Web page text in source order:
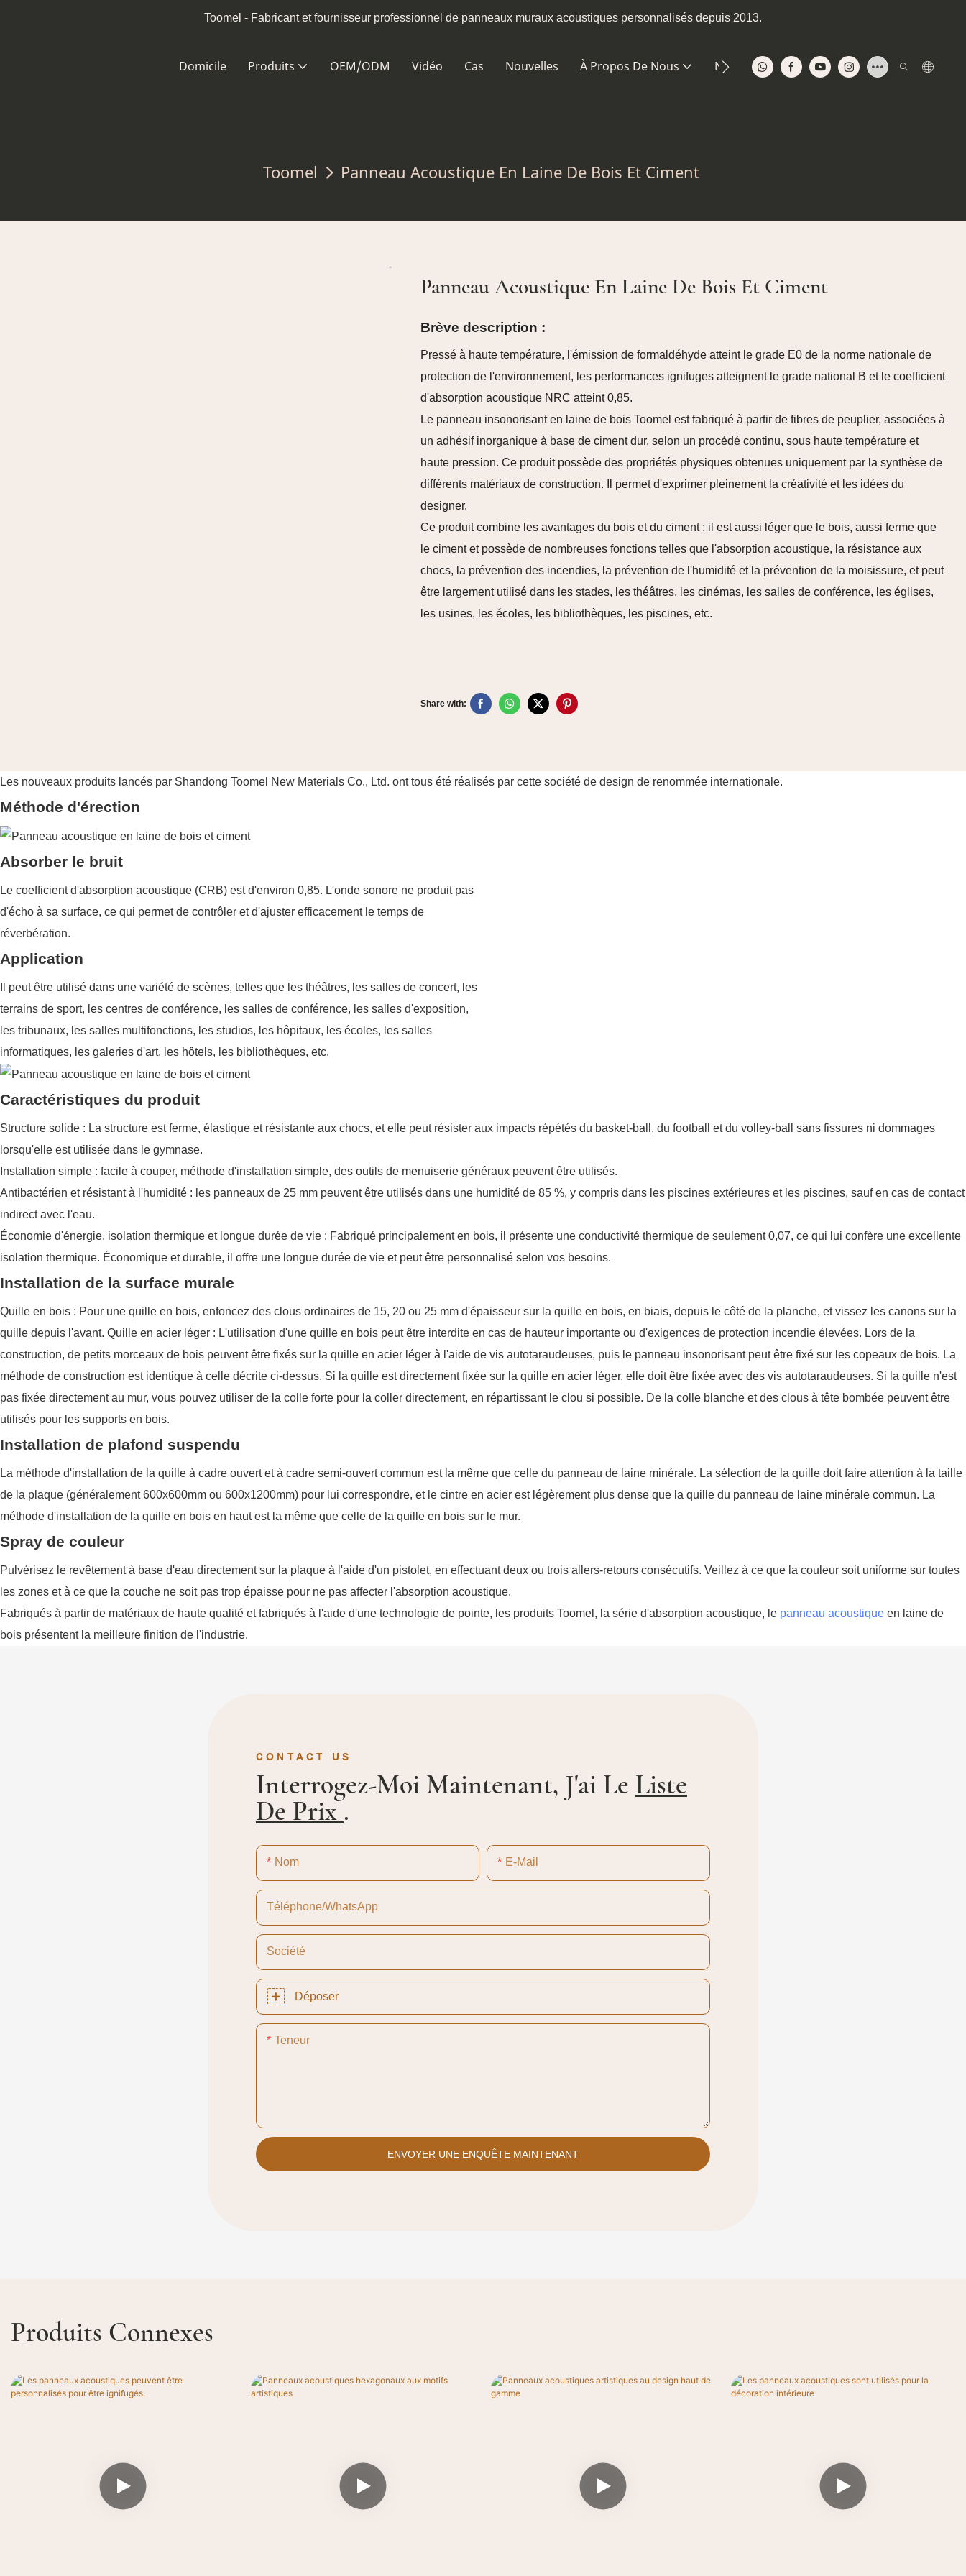
Toomel - Fabricant et fournisseur professionnel de panneaux muraux acoustiques personnalisés depuis 2013.
Domicile Produits OEM/ODM Vidéo Cas Nouvelles À Propos De Nous Nous Contacter
Toomel Panneau Acoustique En Laine De Bois Et Ciment
Panneau Acoustique En Laine De Bois Et Ciment
Brève description :
Pressé à haute température, l'émission de formaldéhyde atteint le grade E0 de la norme nationale de
protection de l'environnement, les performances ignifuges atteignent le grade national B et le coefficient
d'absorption acoustique NRC atteint 0,85.
Le panneau insonorisant en laine de bois Toomel est fabriqué à partir de fibres de peuplier, associées à
un adhésif inorganique à base de ciment dur, selon un procédé continu, sous haute température et
haute pression. Ce produit possède des propriétés physiques obtenues uniquement par la synthèse de
différents matériaux de construction. Il permet d'exprimer pleinement la créativité et les idées du
designer.
Ce produit combine les avantages du bois et du ciment : il est aussi léger que le bois, aussi ferme que
le ciment et possède de nombreuses fonctions telles que l'absorption acoustique, la résistance aux
chocs, la prévention des incendies, la prévention de l'humidité et la prévention de la moisissure, et peut
être largement utilisé dans les stades, les théâtres, les cinémas, les salles de conférence, les églises,
les usines, les écoles, les bibliothèques, les piscines, etc.
Share with:
Les nouveaux produits lancés par Shandong Toomel New Materials Co., Ltd. ont tous été réalisés par cette société de design de renommée internationale.
Méthode d'érection
Absorber le bruit
Le coefficient d'absorption acoustique (CRB) est d'environ 0,85. L'onde sonore ne produit pas
d'écho à sa surface, ce qui permet de contrôler et d'ajuster efficacement le temps de
réverbération.
Application
Il peut être utilisé dans une variété de scènes, telles que les théâtres, les salles de concert, les
terrains de sport, les centres de conférence, les salles de conférence, les salles d'exposition,
les tribunaux, les salles multifonctions, les studios, les hôpitaux, les écoles, les salles
informatiques, les galeries d'art, les hôtels, les bibliothèques, etc.
Caractéristiques du produit
Structure solide : La structure est ferme, élastique et résistante aux chocs, et elle peut résister aux impacts répétés du basket-ball, du football et du volley-ball sans fissures ni dommages
lorsqu'elle est utilisée dans le gymnase.
Installation simple : facile à couper, méthode d'installation simple, des outils de menuiserie généraux peuvent être utilisés.
Antibactérien et résistant à l'humidité : les panneaux de 25 mm peuvent être utilisés dans une humidité de 85 %, y compris dans les piscines extérieures et les piscines, sauf en cas de contact
indirect avec l'eau.
Économie d'énergie, isolation thermique et longue durée de vie : Fabriqué principalement en bois, il présente une conductivité thermique de seulement 0,07, ce qui lui confère une excellente
isolation thermique. Économique et durable, il offre une longue durée de vie et peut être personnalisé selon vos besoins.
Installation de la surface murale
Quille en bois : Pour une quille en bois, enfoncez des clous ordinaires de 15, 20 ou 25 mm d'épaisseur sur la quille en bois, en biais, depuis le côté de la planche, et vissez les canons sur la
quille depuis l'avant. Quille en acier léger : L'utilisation d'une quille en bois peut être interdite en cas de hauteur importante ou d'exigences de protection incendie élevées. Lors de la
construction, de petits morceaux de bois peuvent être fixés sur la quille en acier léger à l'aide de vis autotaraudeuses, puis le panneau insonorisant peut être fixé sur les copeaux de bois. La
méthode de construction est identique à celle décrite ci-dessus. Si la quille est directement fixée sur la quille en acier léger, elle doit être fixée avec des vis autotaraudeuses. Si la quille n'est
pas fixée directement au mur, vous pouvez utiliser de la colle forte pour la coller directement, en répartissant le clou si possible. De la colle blanche et des clous à tête bombée peuvent être
utilisés pour les supports en bois.
Installation de plafond suspendu
La méthode d'installation de la quille à cadre ouvert et à cadre semi-ouvert commun est la même que celle du panneau de laine minérale. La sélection de la quille doit faire attention à la taille
de la plaque (généralement 600x600mm ou 600x1200mm) pour lui correspondre, et le cintre en acier est légèrement plus dense que la quille du panneau de laine minérale commun. La
méthode d'installation de la quille en bois en haut est la même que celle de la quille en bois sur le mur.
Spray de couleur
Pulvérisez le revêtement à base d'eau directement sur la plaque à l'aide d'un pistolet, en effectuant deux ou trois allers-retours consécutifs. Veillez à ce que la couleur soit uniforme sur toutes
les zones et à ce que la couche ne soit pas trop épaisse pour ne pas affecter l'absorption acoustique.
Fabriqués à partir de matériaux de haute qualité et fabriqués à l'aide d'une technologie de pointe, les produits Toomel, la série d'absorption acoustique, le panneau acoustique en laine de
bois présentent la meilleure finition de l'industrie.
CONTACT US
Interrogez-Moi Maintenant, J'ai Le Liste
De Prix.
Nom E-Mail
Téléphone/WhatsApp
Société
Déposer
Teneur
ENVOYER UNE ENQUÊTE MAINTENANT
Produits Connexes